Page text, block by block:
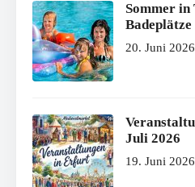
Sommer in
Badeplätze
20. Juni 2026
Juli 2026
19. Juni 2026